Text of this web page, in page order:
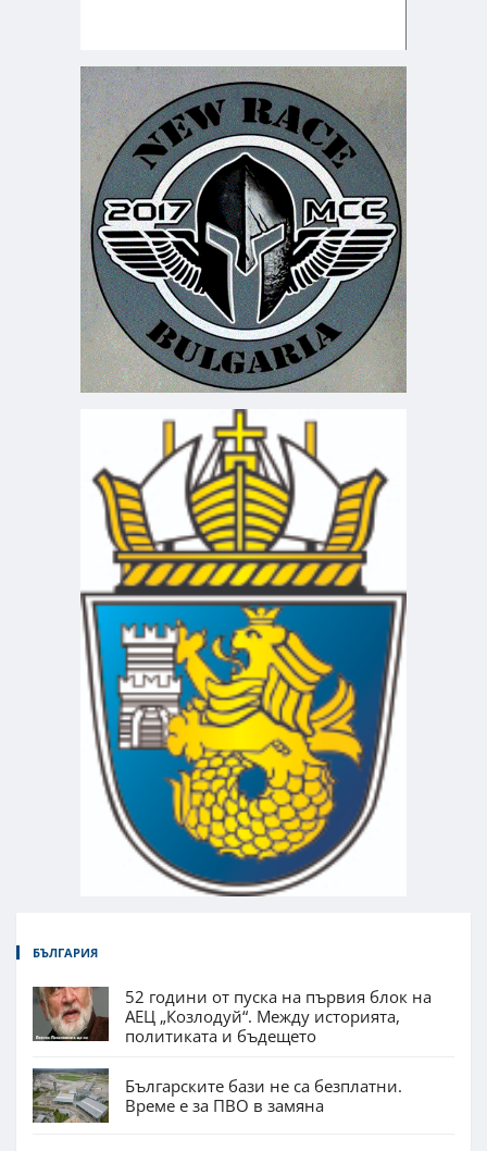
БЪЛГАРИЯ
52 години от пуска на първия блок на
АЕЦ „Козлодуй“. Между историята,
политиката и бъдещето
Българските бази не са безплатни.
Време е за ПВО в замяна